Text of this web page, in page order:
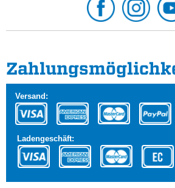
Versand:
Ladengeschäft: